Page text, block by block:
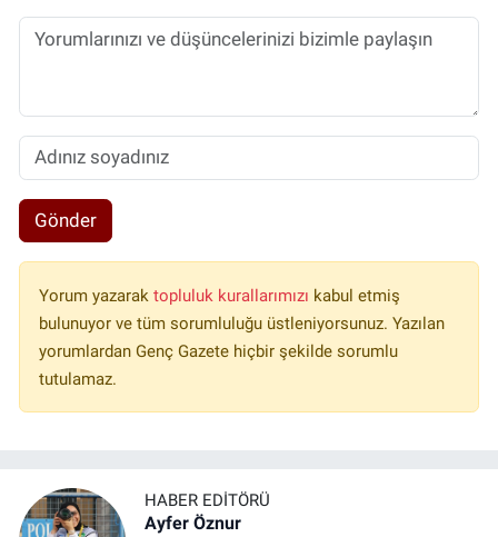
Gönder
Yorum yazarak topluluk kurallarımızı kabul etmiş
bulunuyor ve tüm sorumluluğu üstleniyorsunuz. Yazılan
yorumlardan Genç Gazete hiçbir şekilde sorumlu
tutulamaz.
HABER EDITÖRÜ
Ayfer Öznur